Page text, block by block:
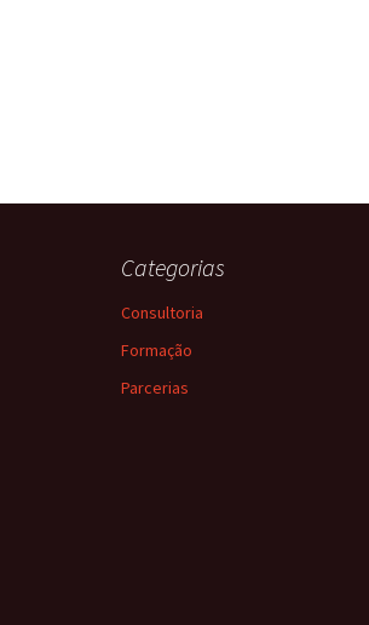
Categorias
Consultoria
Formação
Parcerias